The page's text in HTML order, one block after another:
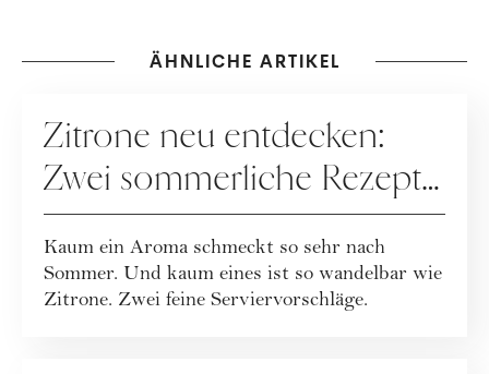
ÄHNLICHE ARTIKEL
Zitrone neu entdecken:
Zwei sommerliche Rezepte
mit Frischekick
Kaum ein Aroma schmeckt so sehr nach
Sommer. Und kaum eines ist so wandelbar wie
Zitrone. Zwei feine Serviervorschläge.